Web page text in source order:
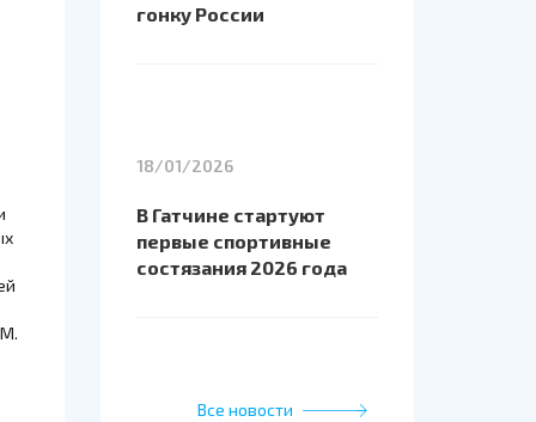
гонку России
18/01/2026
В Гатчине стартуют
первые спортивные
состязания 2026 года
Все новости